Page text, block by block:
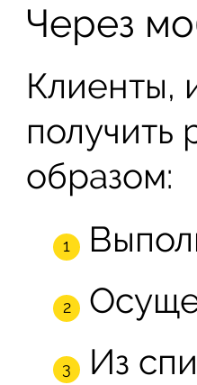
Через
Клиенты,
получить
образом:
Из